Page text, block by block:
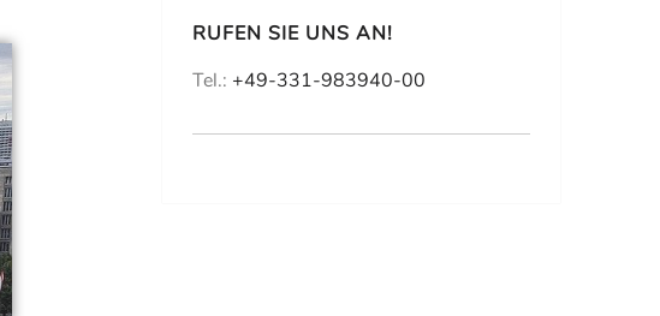
RUFEN SIE UNS AN!
Tel.: +49-331-983940-00